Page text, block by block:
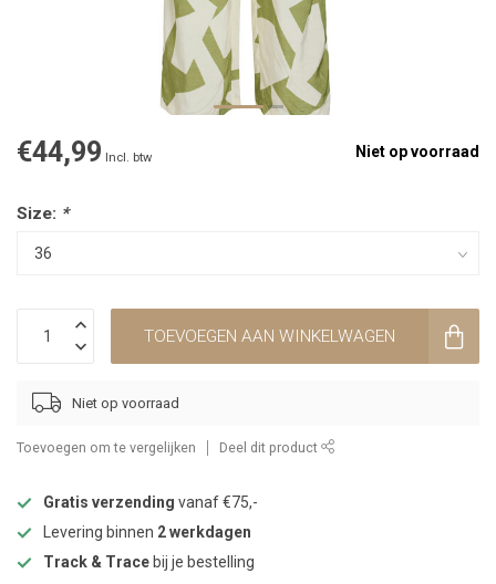
€44,99 Incl. btw Niet op voorraad
Size: *
TOEVOEGEN AAN WINKELWAGEN
Niet op voorraad
Toevoegen om te vergelijken Deel dit product
Gratis verzending vanaf €75,-
Levering binnen 2 werkdagen
Track & Trace bij je bestelling